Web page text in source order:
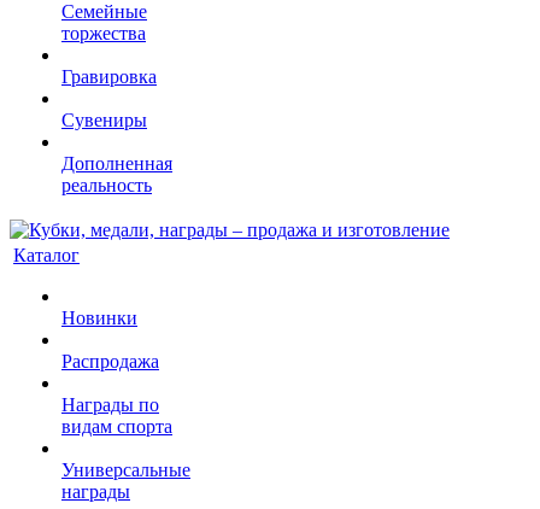
Семейные
торжества
Гравировка
Сувениры
Дополненная
реальность
Каталог
Новинки
Распродажа
Награды по
видам спорта
Универсальные
награды